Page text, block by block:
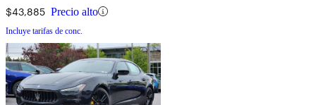
$43,885 Precio alto
Incluye tarifas de conc.